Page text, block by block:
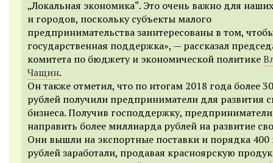
„Локальная экономика“. Это очень важно для
и городов, поскольку субъекты малого
предпринимательства заинтересованы в том,
государственная поддержка», — рассказал
комитета по бюджету и экономической политике
Чащин.
Он также отметил, что по итогам 2018 года более
рублей получили предприниматели для развития
бизнеса. Получив господдержку,
направить более миллиарда рублей на развитие
Они вышли на экспортные поставки и порядка
рублей заработали, продавая красноярскую